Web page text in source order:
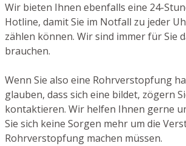
Wir bieten Ihnen ebenfalls eine 24-
Hotline, damit Sie im Notfall zu jeder
zählen können. Wir sind immer für Sie
brauchen.
Wenn Sie also eine Rohrverstopfung
glauben, dass sich eine bildet, zögern
kontaktieren. Wir helfen Ihnen gerne
Sie sich keine Sorgen mehr um die
Rohrverstopfung machen müssen.